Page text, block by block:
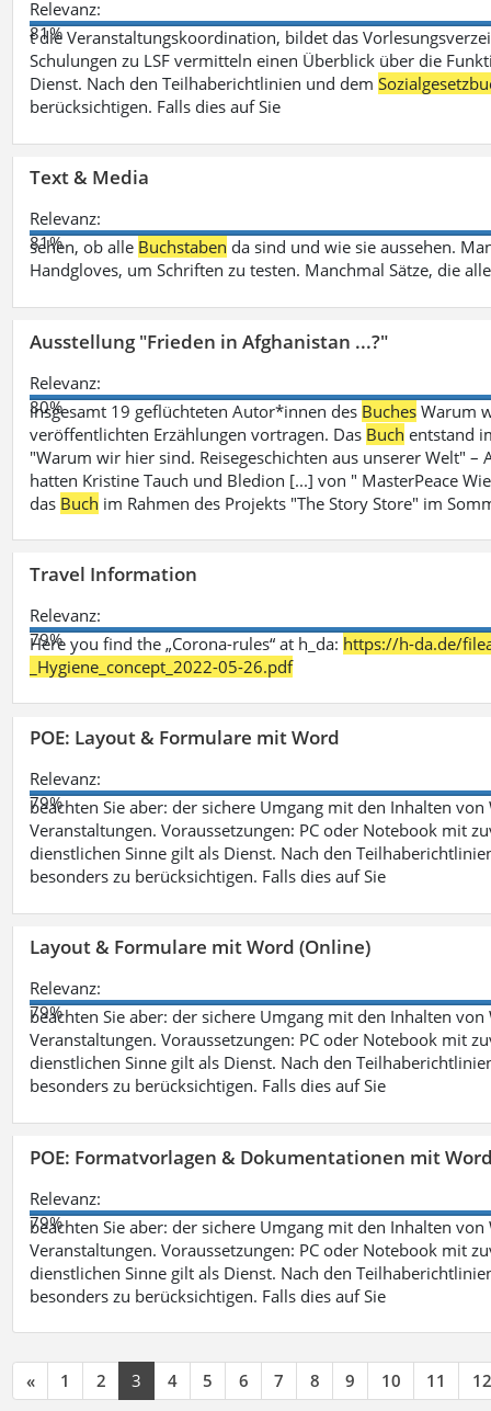
Relevanz:
81%
t die Veranstaltungskoordination, bildet das
Schulungen zu LSF vermitteln einen Überblick über die
Dienst. Nach den Teilhaberichtlinien und dem
berücksichtigen. Falls dies auf Sie
Text & Media
Relevanz:
81%
sehen, ob alle Buchstaben da sind und wie sie aussehen.
Handgloves, um Schriften zu testen. Manchmal Sätze, die
Ausstellung "Frieden in Afghanistan ...?"
Relevanz:
80%
insgesamt 19 geflüchteten Autor*innen des Buches Warum
veröffentlichten Erzählungen vortragen. Das Buch entstand
"Warum wir hier sind. Reisegeschichten aus unserer Welt"
hatten Kristine Tauch und Bledion [...] von " MasterPeace
das Buch im Rahmen des Projekts "The Story Store" im
Travel Information
Relevanz:
79%
Here you find the „Corona-rules“ at h_da: https://h-da.de/
_Hygiene_concept_2022-05-26.pdf
POE: Layout & Formulare mit Word
Relevanz:
79%
beachten Sie aber: der sichere Umgang mit den Inhalten
Veranstaltungen. Voraussetzungen: PC oder Notebook mit
dienstlichen Sinne gilt als Dienst. Nach den
besonders zu berücksichtigen. Falls dies auf Sie
Layout & Formulare mit Word (Online)
Relevanz:
79%
beachten Sie aber: der sichere Umgang mit den Inhalten
Veranstaltungen. Voraussetzungen: PC oder Notebook mit
dienstlichen Sinne gilt als Dienst. Nach den
besonders zu berücksichtigen. Falls dies auf Sie
POE: Formatvorlagen & Dokumentationen mit
Relevanz:
79%
beachten Sie aber: der sichere Umgang mit den Inhalten
Veranstaltungen. Voraussetzungen: PC oder Notebook mit
dienstlichen Sinne gilt als Dienst. Nach den
besonders zu berücksichtigen. Falls dies auf Sie
« 1 2 3 4 5 6 7 8 9 10 11 12